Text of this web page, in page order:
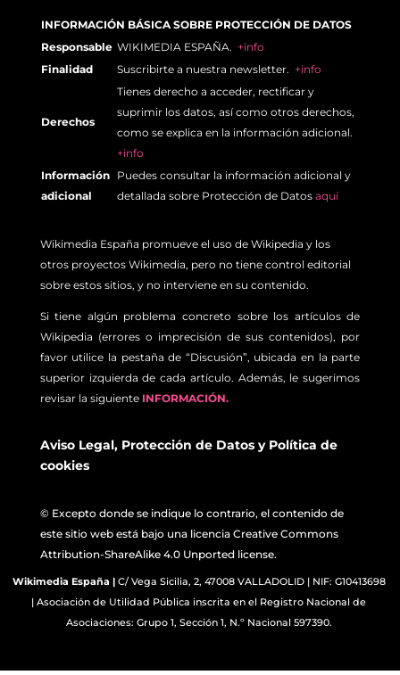
INFORMACIÓN BÁSICA SOBRE PROTECCIÓN DE DATOS
Responsable WIKIMEDIA ESPAÑA. +info
Finalidad
Suscribirte a nuestra newsletter. +info
Derechos
Tienes derecho a acceder, rectificar y
suprimir los datos, así como otros derechos,
como se explica en la información adicional.
+info
Información
adicional
Puedes consultar la información adicional y
detallada sobre Protección de Datos aquí
Wikimedia España promueve el uso de Wikipedia y los
otros proyectos Wikimedia, pero no tiene control editorial
sobre estos sitios, y no interviene en su contenido.
Si tiene algún problema concreto sobre los artículos de
Wikipedia (errores o imprecisión de sus contenidos), por
favor utilice la pestaña de “Discusión”, ubicada en la parte
superior izquierda de cada artículo. Además, le sugerimos
revisar la siguiente INFORMACIÓN.
Aviso Legal, Protección de Datosy Política de
cookies
© Excepto donde se indique lo contrario, el contenido de
este sitio web está bajo una licencia Creative Commons
Attribution-ShareAlike 4.0 Unported license.
Wikimedia España | C/ Vega Sicilia, 2, 47008 VALLADOLID | NIF: G10413698
| Asociación de Utilidad Pública inscrita en el Registro Nacional de
Asociaciones: Grupo 1, Sección 1, N.º Nacional 597390.